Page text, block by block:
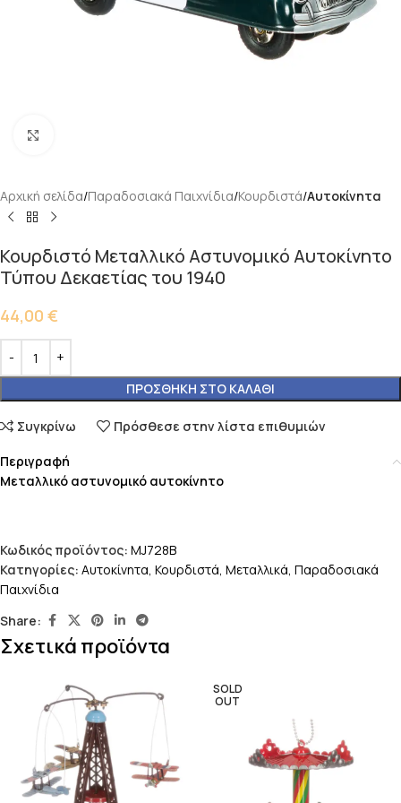
Αρχική σελίδα Παραδοσιακά Παιχνίδια Κουρδιστά Αυτοκίνητα
Κουρδιστό Μεταλλικό Αστυνομικό Αυτοκίνητο
Τύπου Δεκαετίας του 1940
44,00 €
ΠΡΟΣΘΉΚΗ ΣΤΟ ΚΑΛΆΘΙ
Συγκρίνω Πρόσθεσε στην λίστα επιθυμιών
Περιγραφή
Μεταλλικό αστυνομικό αυτοκίνητο
Κωδικός προϊόντος: MJ728B
Κατηγορίες: Αυτοκίνητα, Κουρδιστά, Μεταλλικά, Παραδοσιακά
Παιχνίδια
Share:
Σχετικά προϊόντα
SOLD
OUT